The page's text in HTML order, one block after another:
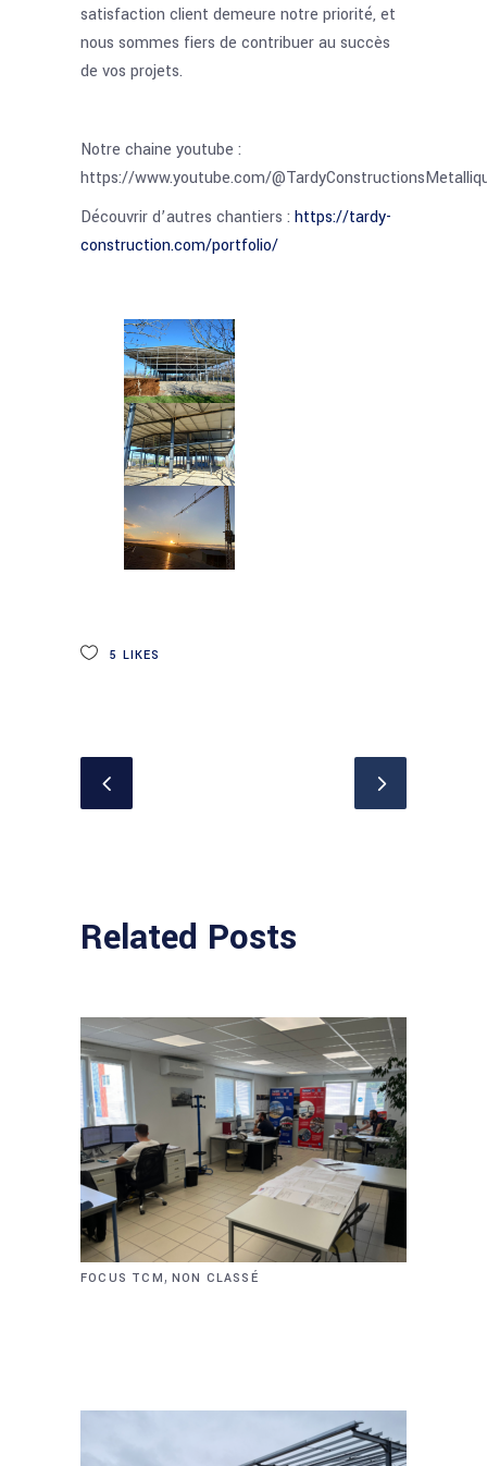
satisfaction client demeure notre priorité, et
nous sommes fiers de contribuer au succès
de vos projets.
Notre chaine youtube :
https://www.youtube.com/
Découvrir d’autres chantiers : https://tardy-
construction.com/portfolio/
5 LIKES
Related Posts
FOCUS TCM , NON CLASSÉ